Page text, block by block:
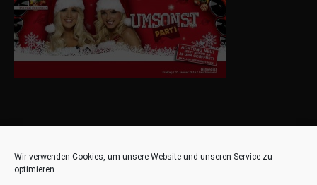
Wir verwenden Cookies, um unsere Website und unseren Service zu
optimieren.